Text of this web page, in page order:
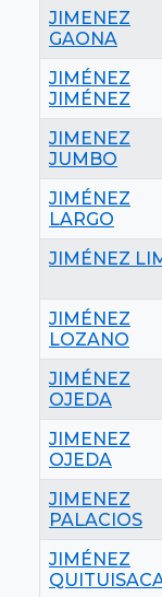
JIMENEZ
GAONA
JIMÉNEZ
JIMÉNEZ
JIMENEZ
JUMBO
JIMÉNEZ
LARGO
JIMÉNEZ
JIMÉNEZ
LOZANO
JIMÉNEZ
OJEDA
JIMENEZ
OJEDA
JIMENEZ
PALACIOS
JIMÉNEZ